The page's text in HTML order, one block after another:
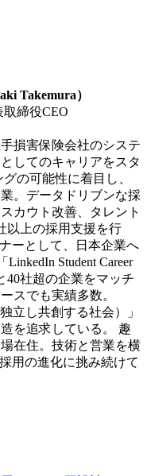
Takemura）
締役CEO
損害保険会社のシステ
してのキャリアをスタ
の可能性に着目し、
。データドリブンな採
カウト改善、タレント
以上の採用支援を行
ーとして、日本企業へ
Student Career
40社超の企業をマッチ
スでも実績多数。
立し共創する社会）」
を追求している。 趣
在住。技術と営業を横
用の進化に挑み続けて